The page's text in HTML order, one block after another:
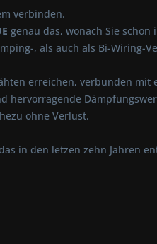
verbinden.
genau das, wonach Sie
, als auch als Bi-Wiring-
erreichen, verbunden
hervorragende
ohne Verlust.
in den letzen zehn Jahren